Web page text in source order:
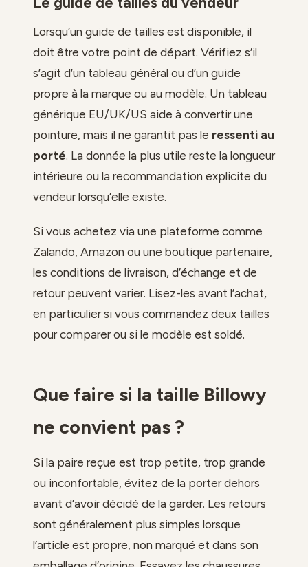
Lorsqu’un guide de tailles est disponible, il
doit être votre point de départ. Vérifiez s’il
s’agit d’un tableau général ou d’un guide
propre à la marque ou au modèle. Un tableau
générique EU/UK/US aide à convertir une
pointure, mais il ne garantit pas le ressenti au
porté. La donnée la plus utile reste la longueur
intérieure ou la recommandation explicite du
vendeur lorsqu’elle existe.
Si vous achetez via une plateforme comme
Zalando, Amazon ou une boutique partenaire,
les conditions de livraison, d’échange et de
retour peuvent varier. Lisez-les avant l’achat,
en particulier si vous commandez deux tailles
pour comparer ou si le modèle est soldé.
Que faire si la taille Billowy
ne convient pas ?
Si la paire reçue est trop petite, trop grande
ou inconfortable, évitez de la porter dehors
avant d’avoir décidé de la garder. Les retours
sont généralement plus simples lorsque
l’article est propre, non marqué et dans son